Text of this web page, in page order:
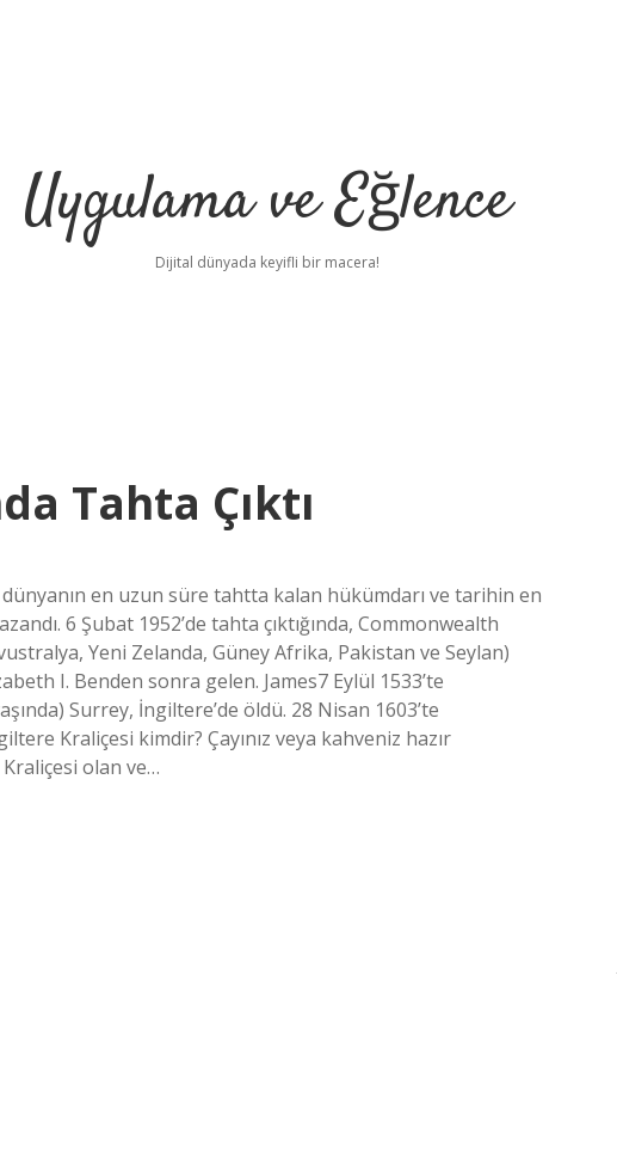
Uygulama ve Eğlence
Dijital dünyada keyifli bir macera!
Tahta Çıktı
dünyanın en uzun süre tahtta kalan hükümdarı ve tarihin en
6 Şubat 1952’de tahta çıktığında, Commonwealth
Yeni Zelanda, Güney Afrika, Pakistan ve Seylan)
I. Benden sonra gelen. James7 Eylül 1533’te
Surrey, İngiltere’de öldü. 28 Nisan 1603’te
Kraliçesi kimdir? Çayınız veya kahveniz hazır
olan ve…